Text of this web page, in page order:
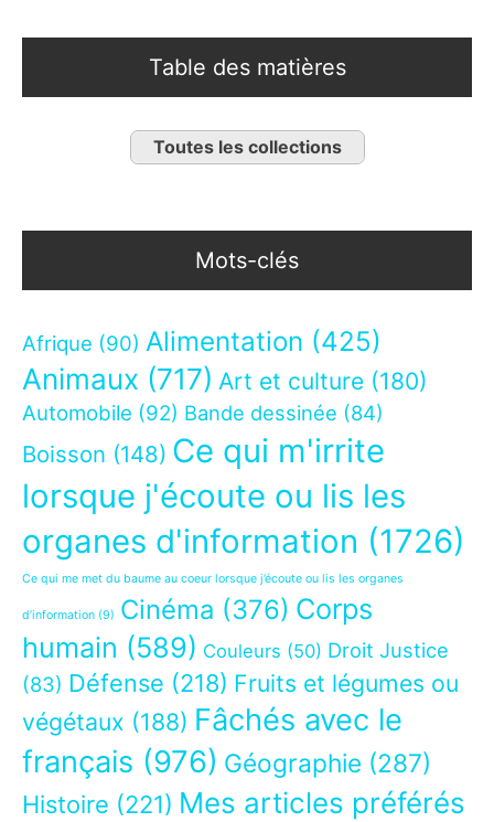
Table des matières
Toutes les collections
Mots-clés
Afrique (90) Alimentation (425)
Animaux (717) Art et culture (180)
Automobile (92) Bande dessinée (84)
Boisson (148) Ce qui m'irrite
lorsque j'écoute ou lis les
organes d'information (1726)
Ce qui me met du baume au coeur lorsque j’écoute ou lis les organes
d’information (9) Cinéma (376) Corps
humain (589) Couleurs (50) Droit Justice
(83) Défense (218) Fruits et légumes ou
végétaux (188) Fâchés avec le
français (976) Géographie (287)
Histoire (221) Mes articles préférés